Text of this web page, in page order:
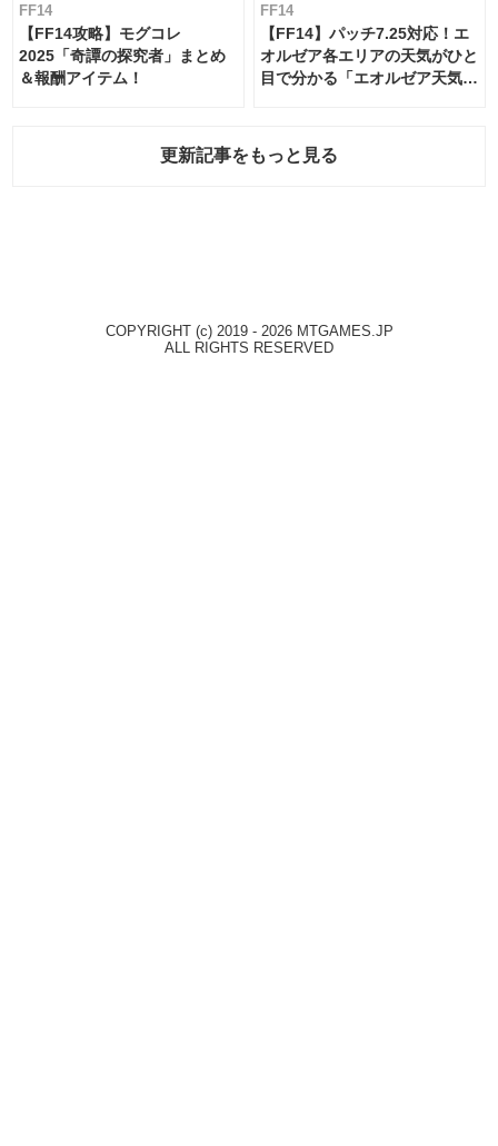
FF14
【FF14攻略】モグコレ
2025「奇譚の探究者」まとめ
＆報酬アイテム！
FF14
【FF14】パッチ7.25対応！エ
オルゼア各エリアの天気がひと
目で分かる「エオルゼア天気予
更新記事をもっと見る
COPYRIGHT (c) 2019 - 2026 MTGAMES.JP
ALL RIGHTS RESERVED